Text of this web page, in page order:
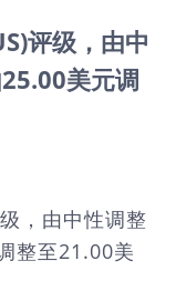
评级，由中
美元调
，由中性调整
整至21.00美